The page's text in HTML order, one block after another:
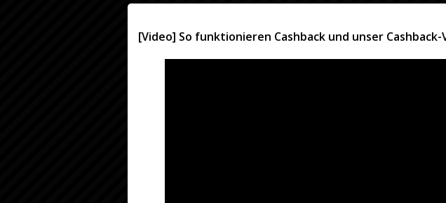
[Video] So funktionieren Cashback und unser Cashback-